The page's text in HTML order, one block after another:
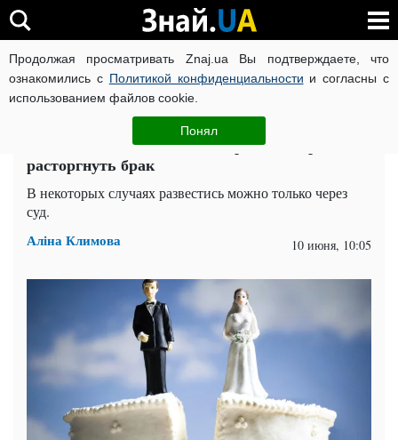
Продолжая просматривать Znaj.ua Вы подтверждаете, что
ознакомились с Политикой конфиденциальности и согласны с
использованием файлов cookie.
Понял
ВОЙНА РОССИИ ПРОТИВ УКРАИНЫ КОРОНАВИРУС В
ЧИТАТИ УКРАЇНСЬКОЮ
Развод за месяц: кто имеет право быстро
расторгнуть брак
В некоторых случаях развестись можно только через
суд.
Аліна Климова 10 июня, 10:05